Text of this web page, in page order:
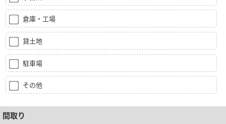
倉庫・工場
貸土地
駐車場
その他
間取り